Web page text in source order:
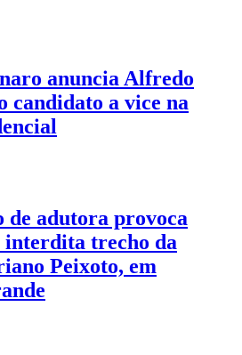
anuncia Alfredo
candidato a vice na
de adutora provoca
interdita trecho da
Peixoto, em